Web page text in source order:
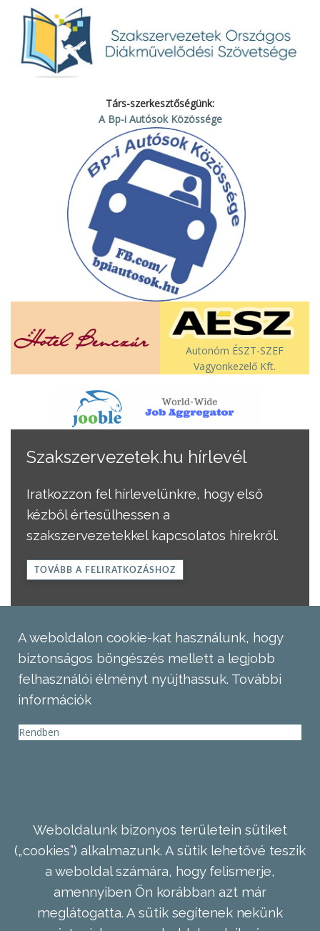
Társ-szerkesztőségünk:
A Bp-i Autósok Közössége
Autonóm ÉSZT-SZEF
Vagyonkezelő Kft.
Szakszervezetek.hu hírlevél
Iratkozzon fel hírlevelünkre, hogy első
kézből értesülhessen a
szakszervezetekkel kapcsolatos hírekről.
TOVÁBB A FELIRATKOZÁSHOZ
A weboldalon cookie-kat használunk, hogy
biztonságos böngészés mellett a legjobb
felhasználói élményt nyújthassuk. További
információk
Rendben
Weboldalunk bizonyos területein sütiket
(„cookies”) alkalmazunk. A sütik lehetővé teszik
a weboldal számára, hogy felismerje,
amennyiben Ön korábban azt már
meglátogatta. A sütik segítenek nekünk